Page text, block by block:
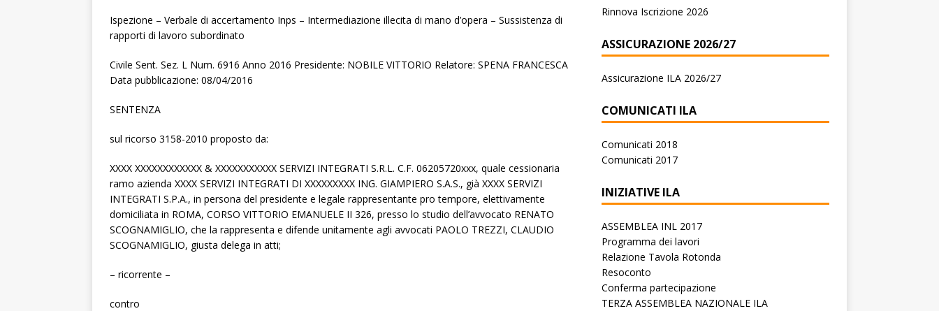
Ispezione – Verbale di accertamento Inps – Intermediazione illecita di mano d’opera – Sussistenza di
rapporti di lavoro subordinato
Civile Sent. Sez. L Num. 6916 Anno 2016 Presidente: NOBILE VITTORIO Relatore: SPENA FRANCESCA
Data pubblicazione: 08/04/2016
SENTENZA
sul ricorso 3158-2010 proposto da:
XXXX XXXXXXXXXXXX & XXXXXXXXXXX SERVIZI INTEGRATI S.R.L. C.F. 06205720xxx, quale cessionaria
ramo azienda XXXX SERVIZI INTEGRATI DI XXXXXXXXX ING. GIAMPIERO S.A.S., già XXXX SERVIZI
INTEGRATI S.P.A., in persona del presidente e legale rappresentante pro tempore, elettivamente
domiciliata in ROMA, CORSO VITTORIO EMANUELE II 326, presso lo studio dell’avvocato RENATO
SCOGNAMIGLIO, che la rappresenta e difende unitamente agli avvocati PAOLO TREZZI, CLAUDIO
SCOGNAMIGLIO, giusta delega in atti;
– ricorrente –
contro
Rinnova Iscrizione 2026
ASSICURAZIONE 2026/27
Assicurazione ILA 2026/27
COMUNICATI ILA
Comunicati 2018
Comunicati 2017
INIZIATIVE ILA
ASSEMBLEA INL 2017
Programma dei lavori
Relazione Tavola Rotonda
Resoconto
Conferma partecipazione
TERZA ASSEMBLEA NAZIONALE ILA